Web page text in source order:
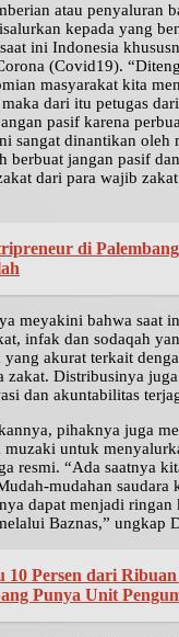
atau penyaluran
kepada yang
ini Indonesia
(Covid19).
masyarakat kita
dari itu petugas
pasif karena
sangat dinantikan oleh
berbuat jangan pasif
dari para wajib
di
meyakini bahwa saat
infak dan sodaqah
akurat terkait
zakat. Distribusinya
dan akuntabilitas
pihaknya juga
muzaki untuk
resmi. “Ada saatnya
mudahan saudara
dapat menjadi ringan
Baznas,” ungkap
10 Persen dari
Punya Unit